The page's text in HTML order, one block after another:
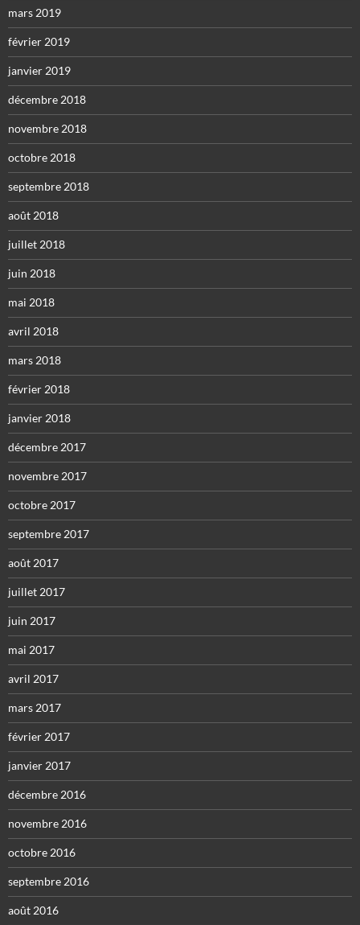
mars 2019
février 2019
janvier 2019
décembre 2018
novembre 2018
octobre 2018
septembre 2018
août 2018
juillet 2018
juin 2018
mai 2018
avril 2018
mars 2018
février 2018
janvier 2018
décembre 2017
novembre 2017
octobre 2017
septembre 2017
août 2017
juillet 2017
juin 2017
mai 2017
avril 2017
mars 2017
février 2017
janvier 2017
décembre 2016
novembre 2016
octobre 2016
septembre 2016
août 2016